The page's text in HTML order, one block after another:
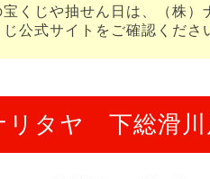
宝くじや抽せん日は、（株
じ公式サイトをご確認くださ
リタヤ 下総滑